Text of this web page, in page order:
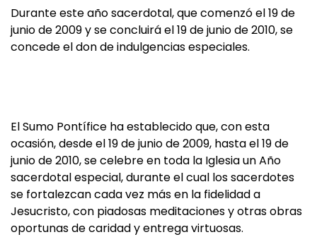
Durante este año sacerdotal, que comenzó el 19 de
junio de 2009 y se concluirá el 19 de junio de 2010, se
concede el don de indulgencias especiales.
El Sumo Pontífice ha establecido que, con esta
ocasión, desde el 19 de junio de 2009, hasta el 19 de
junio de 2010, se celebre en toda la Iglesia un Año
sacerdotal especial, durante el cual los sacerdotes
se fortalezcan cada vez más en la fidelidad a
Jesucristo, con piadosas meditaciones y otras obras
oportunas de caridad y entrega virtuosas.